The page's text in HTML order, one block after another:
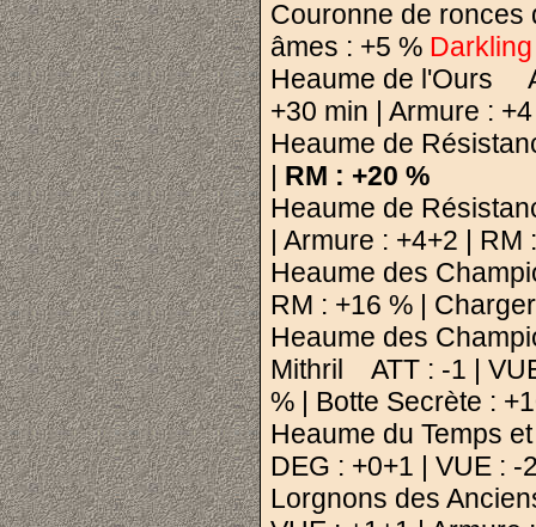
Couronne de
âmes : +5 % Darkling
Heaume de l'Ours
+30 min | Armure :
Heaume de
| RM : +20 %
Heaume de
| Armure : +4+2 | RM
Heaume des
RM : +16 % |
Heaume des
Mithril ATT : -1 |
% | Botte Secrète :
Heaume du Temps
DEG : +0+1 | VUE : -
Lorgnons des